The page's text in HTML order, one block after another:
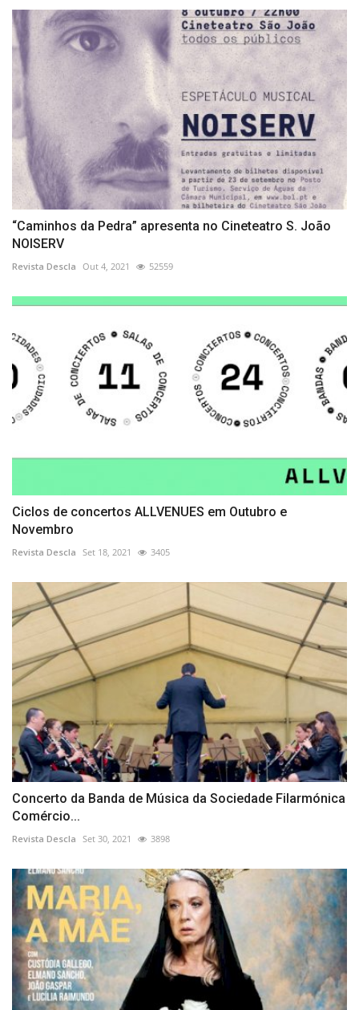
“Caminhos da Pedra” apresenta no Cineteatro S. João
NOISERV
Revista Descla Out 4, 2021 52559
Ciclos de concertos ALLVENUES em Outubro e
Novembro
Revista Descla Set 18, 2021 3405
Concerto da Banda de Música da Sociedade Filarmónica
Comércio...
Revista Descla Set 30, 2021 3898